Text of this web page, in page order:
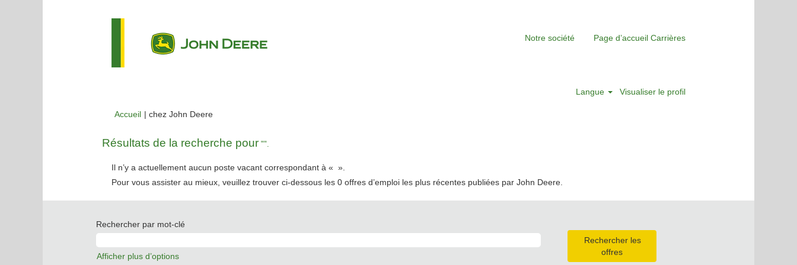
Notre société Page d’accueil Carrières
Langue Visualiser le profil
Accueil | chez John Deere(page
Résultats de la recherche pour "".
Il n’y a actuellement aucun poste vacant correspondant à « ».
Pour vous assister au mieux, veuillez trouver ci-dessous les 0 offres d’emploi les plus récentes publiées par John Deere.
Rechercher par mot-clé
Afficher plus d’options